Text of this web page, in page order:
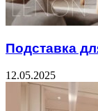
Подставка
12.05.2025